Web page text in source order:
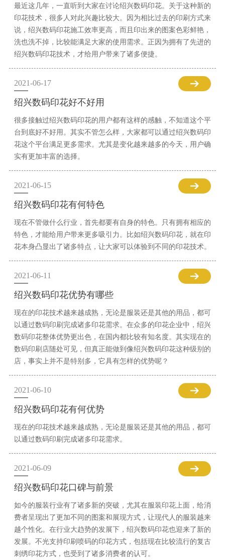
最近这几年，一直听到大家在讨论绍兴数码印花。关于这种新的
印花技术，很多人对此兴趣比较大。因为相比过去的印刷方式来
说，绍兴数码印花施工效率更高，而且印出来的图案色彩鲜艳，
洗也洗不掉，比较能满足大家的使用需求。正因为拥有了先进的
绍兴数码印花技术，才给用户带来了诸多便捷。
2021-06-17
绍兴数码印花好不好用
很多接触过绍兴数码印花的用户都有这样的感触，不知道这个平
台到底好不好用。其实不管怎么样，大家都可以通过绍兴数码印
花这个平台满足更多需求。尤其是变化越来越多的今天，用户确
实有更加丰富的选择。
2021-06-15
绍兴数码印花有何特色
现在不管做什么行业，首先都要有自身的特色。只有拥有相应的
特色，才能给用户带来更多吸引力。比如绍兴数码印花，就在印
花本身凸显出了诸多特点，让大家可以体验到不同的印花技术。
2021-06-11
绍兴数码印花优势有哪些
现在的印花技术越来越成熟，无论是服装还是其他的用品，都可
以通过数码印刷完成诸多印花需求。在众多的印花企业中，绍兴
数码印花整体优势更出色，在国内都比较有知名度。其实现在的
数码印刷店随处可见，但真正能做到像绍兴数码印花这种级别的
店，事实上并不是特别多，它具有怎样的优势呢？
2021-06-10
绍兴数码印花有何优势
现在的印花技术越来越成熟，无论是服装还是其他的用品，都可
以通过数码印刷完成诸多印花需求。
2021-06-09
绍兴数码印花口碑与前景
如今的服装行业有了诸多新的突破，尤其在服装印花上面，给消
费者呈现出了更加不同的图案和展现方式，让现代人的服装越来
越个性化。在行业大趋势的发展下，绍兴数码印花也迎来了新的
发展。不光支持印刷喷码的印花方式，包括现在比较流行的复古
刺绣印花方式，也受到了诸多消费者的认可。